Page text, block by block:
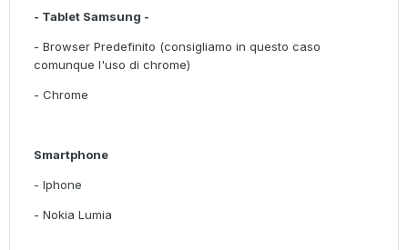
- Tablet Samsung -
- Browser Predefinito (consigliamo in questo caso
comunque l'uso di chrome)
- Chrome
Smartphone
- Iphone
- Nokia Lumia